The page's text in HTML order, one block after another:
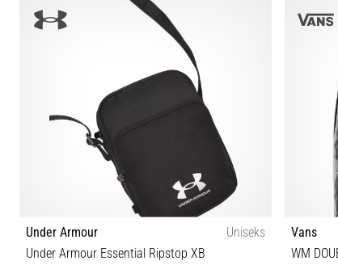
UNI
Under Armour
Uniseks
Under Armour Essential Ripstop XB
Vans